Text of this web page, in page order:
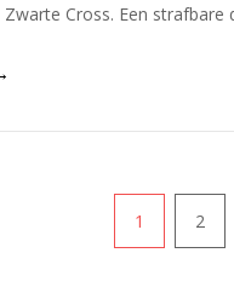
Cross. Een strafbare
1 2